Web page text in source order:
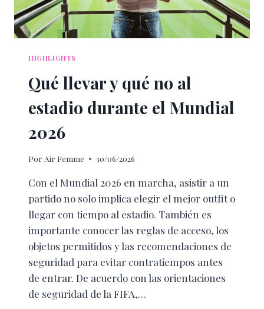
CONQUISTADO
A
TODO
HIGHLIGHTS
Qué llevar y qué no al
estadio durante el Mundial
2026
Por Air Femme 30/06/2026
Con el Mundial 2026 en marcha, asistir a un
partido no solo implica elegir el mejor outfit o
llegar con tiempo al estadio. También es
importante conocer las reglas de acceso, los
objetos permitidos y las recomendaciones de
seguridad para evitar contratiempos antes
de entrar. De acuerdo con las orientaciones
de seguridad de la FIFA,…